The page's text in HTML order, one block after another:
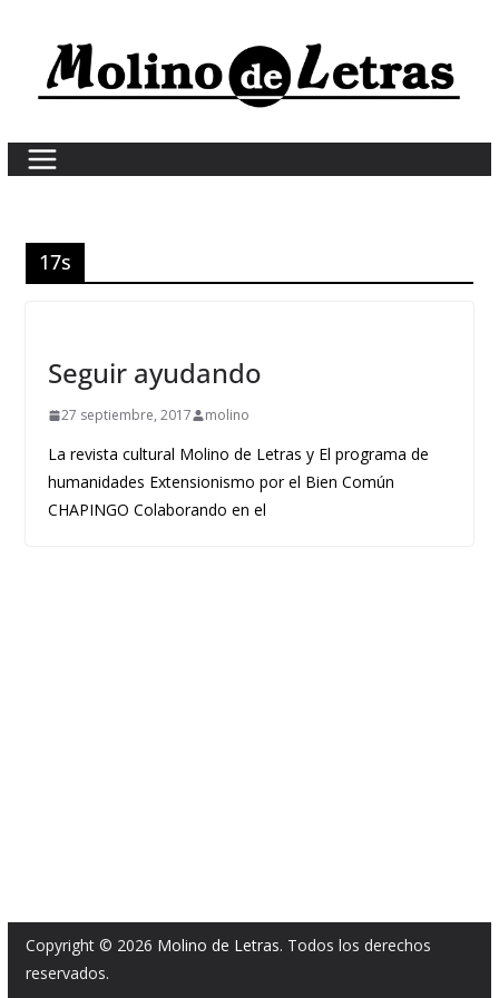
content
17s
Seguir ayudando
27 septiembre, 2017 molino
La revista cultural Molino de Letras y El programa de
humanidades Extensionismo por el Bien Común
CHAPINGO Colaborando en el
Copyright © 2026 Molino de Letras. Todos los derechos
reservados.